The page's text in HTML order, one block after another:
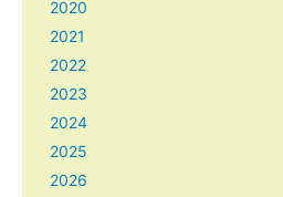
2020
2021
2022
2023
2024
2025
2026